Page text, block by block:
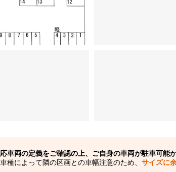
車両の定義をご確認の上、ご自身の車両が駐車可能
車種によって隣の区画との車幅注意のため、 サイズに